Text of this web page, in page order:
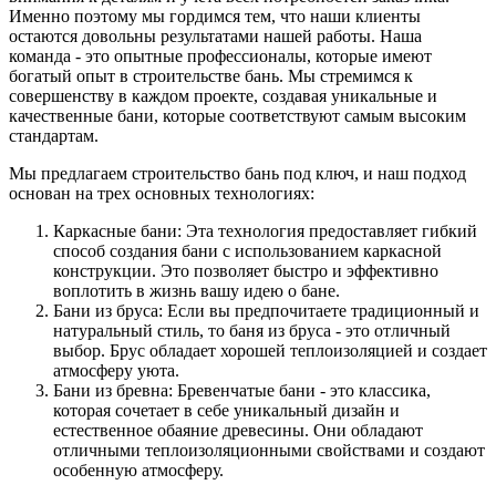
Именно поэтому мы гордимся тем, что наши клиенты
остаются довольны результатами нашей работы. Наша
команда - это опытные профессионалы, которые имеют
богатый опыт в строительстве бань. Мы стремимся к
совершенству в каждом проекте, создавая уникальные и
качественные бани, которые соответствуют самым высоким
стандартам.
Мы предлагаем строительство бань под ключ, и наш подход
основан на трех основных технологиях:
Каркасные бани: Эта технология предоставляет гибкий
способ создания бани с использованием каркасной
конструкции. Это позволяет быстро и эффективно
воплотить в жизнь вашу идею о бане.
Бани из бруса: Если вы предпочитаете традиционный и
натуральный стиль, то баня из бруса - это отличный
выбор. Брус обладает хорошей теплоизоляцией и создает
атмосферу уюта.
Бани из бревна: Бревенчатые бани - это классика,
которая сочетает в себе уникальный дизайн и
естественное обаяние древесины. Они обладают
отличными теплоизоляционными свойствами и создают
особенную атмосферу.